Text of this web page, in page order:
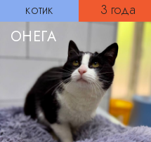
котик 3 года
ОНЕГА